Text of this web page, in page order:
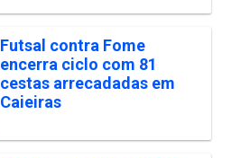
Futsal contra Fome
encerra ciclo com 81
cestas arrecadadas em
Caieiras